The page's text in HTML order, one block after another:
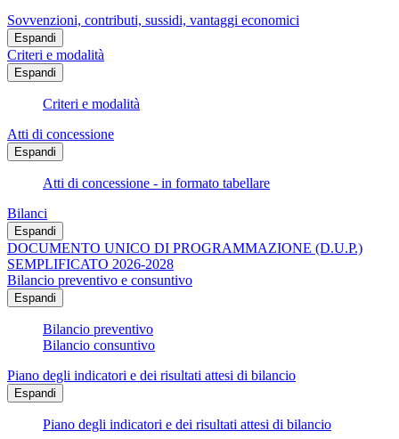
Sovvenzioni, contributi, sussidi, vantaggi economici
Espandi
Criteri e modalità
Espandi
Criteri e modalità
Atti di concessione
Espandi
Atti di concessione - in formato tabellare
Bilanci
Espandi
DOCUMENTO UNICO DI PROGRAMMAZIONE (D.U.P.)
SEMPLIFICATO 2026-2028
Bilancio preventivo e consuntivo
Espandi
Bilancio preventivo
Bilancio consuntivo
Piano degli indicatori e dei risultati attesi di bilancio
Espandi
Piano degli indicatori e dei risultati attesi di bilancio